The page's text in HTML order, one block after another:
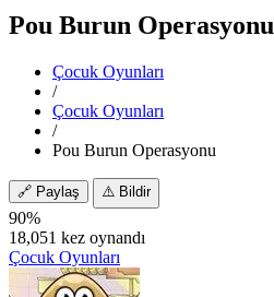
Pou Burun Operasyonu
Çocuk Oyunları
/
Çocuk Oyunları
/
Pou Burun Operasyonu
🔗 Paylaş ⚠️ Bildir
90%
18,051 kez oynandı
Çocuk Oyunları